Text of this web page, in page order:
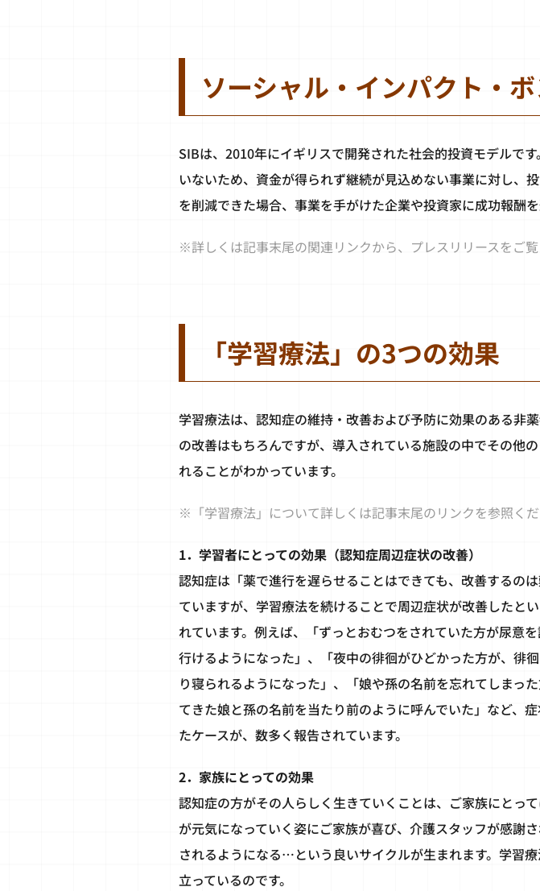
ソーシャル・インパクト・
SIBは、2010年にイギリスで開発された社会的投資モデルで
いないため、資金が得られず継続が見込めない事業に対し、
を削減できた場合、事業を手がけた企業や投資家に成功報酬
※詳しくは記事末尾の関連リンクから、プレスリリースをご覧
「学習療法」の3つの効果
学習療法は、認知症の維持・改善および予防に効果のある非
の改善はもちろんですが、導入されている施設の中でその他
れることがわかっています。
※「学習療法」について詳しくは記事末尾のリンクを参照くだ
1．学習者にとっての効果（認知症周辺症状の改善）
認知症は「薬で進行を遅らせることはできても、改善するの
ていますが、学習療法を続けることで周辺症状が改善したと
れています。例えば、「ずっとおむつをされていた方が尿意
行けるようになった」、「夜中の徘徊がひどかった方が、徘
り寝られるようになった」、「娘や孫の名前を忘れてしまっ
てきた娘と孫の名前を当たり前のように呼んでいた」など、
たケースが、数多く報告されています。
2．家族にとっての効果
認知症の方がその人らしく生きていくことは、ご家族にとっ
が元気になっていく姿にご家族が喜び、介護スタッフが感謝
されるようになる…という良いサイクルが生まれます。学習
立っているのです。